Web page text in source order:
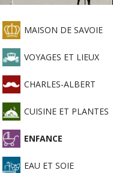
MAISON DE SAVOIE
VOYAGES ET LIEUX
CHARLES-ALBERT
CUISINE ET PLANTES
ENFANCE
EAU ET SOIE